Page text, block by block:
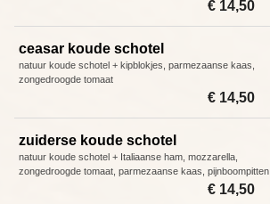
€ 14,50
ceasar koude schotel
natuur koude schotel + kipblokjes, parmezaanse kaas,
zongedroogde tomaat
€ 14,50
zuiderse koude schotel
natuur koude schotel + Italiaanse ham, mozzarella,
zongedroogde tomaat, parmezaanse kaas, pijnboompitten
€ 14,50